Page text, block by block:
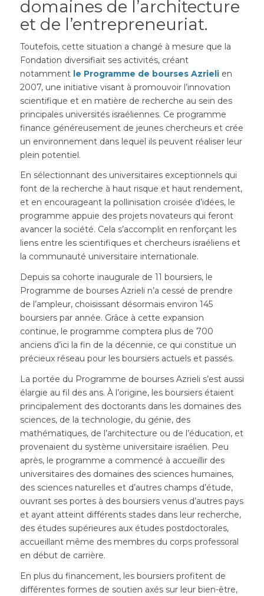
domaines de l’architecture
et de l’entrepreneuriat.
Toutefois, cette situation a changé à mesure que la
Fondation diversifiait ses activités, créant
notamment le Programme de bourses Azrielien
2007, une initiative visant à promouvoir l’innovation
scientifique et en matière de recherche au sein des
principales universités israéliennes. Ce programme
finance généreusement de jeunes chercheurs et crée
un environnement dans lequel ils peuvent réaliser leur
plein potentiel.
En sélectionnant des universitaires exceptionnels qui
font de la recherche à haut risque et haut rendement,
et en encourageant la pollinisation croisée d’idées, le
programme appuie des projets novateurs qui feront
avancer la société. Cela s’accomplit en renforçant les
liens entre les scientifiques et chercheurs israéliens et
la communauté universitaire internationale.
Depuis sa cohorte inaugurale de 11 boursiers, le
Programme de bourses Azrieli n’a cessé de prendre
de l’ampleur, choisissant désormais environ 145
boursiers par année. Grâce à cette expansion
continue, le programme comptera plus de 700
anciens d’ici la fin de la décennie, ce qui constitue un
précieux réseau pour les boursiers actuels et passés.
La portée du Programme de bourses Azrieli s’est aussi
élargie au fil des ans. À l’origine, les boursiers étaient
principalement des doctorants dans les domaines des
sciences, de la technologie, du génie, des
mathématiques, de l’architecture ou de l’éducation, et
provenaient du système universitaire israélien. Peu
après, le programme a commencé à accueillir des
universitaires des domaines des sciences humaines,
des sciences naturelles et d’autres champs d’étude,
ouvrant ses portes à des boursiers venus d’autres pays
et ayant atteint différents stades dans leur recherche,
des études supérieures aux études postdoctorales,
accueillant même des membres du corps professoral
en début de carrière.
En plus du financement, les boursiers profitent de
différentes formes de soutien axés sur leur bien-être,